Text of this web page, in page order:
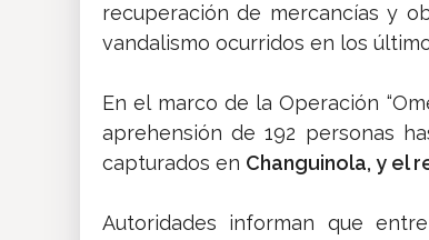
recuperación de mercancías y
vandalismo ocurridos en los
En el marco de la Operación
aprehensión de 192 personas
capturados en Changuinola, y el
Autoridades informan que